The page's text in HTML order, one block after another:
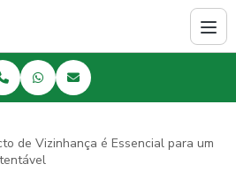
de Vizinhança é Essencial para um